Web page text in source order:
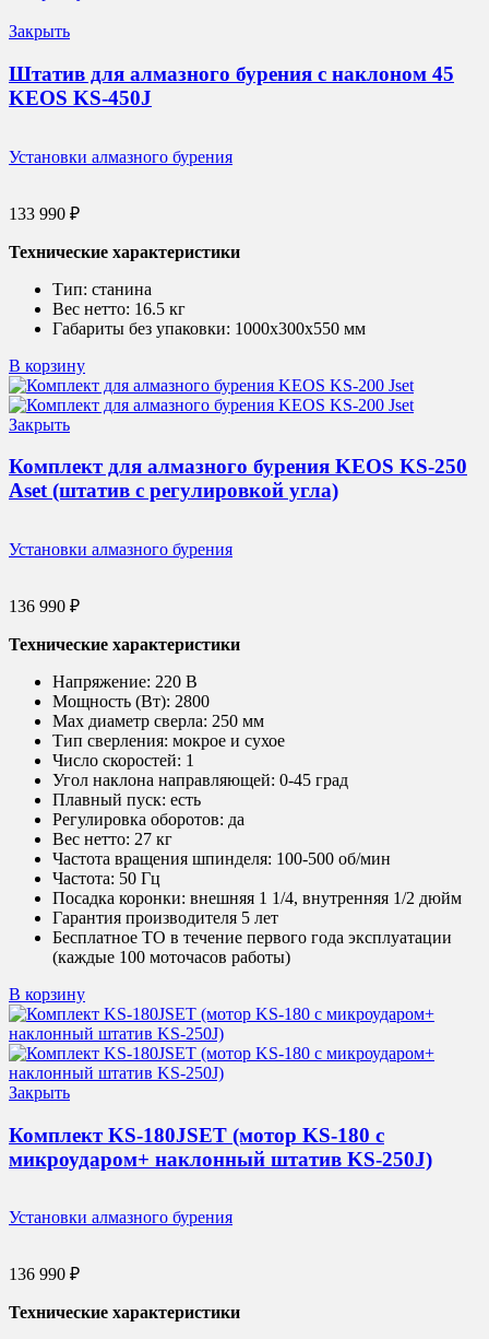
Закрыть
Штатив для алмазного бурения с наклоном 45
KEOS KS-450J
Установки алмазного бурения
133 990 ₽
Технические характеристики
Тип: станина
Вес нетто: 16.5 кг
Габариты без упаковки: 1000х300х550 мм
В корзину
Закрыть
Комплект для алмазного бурения KEOS KS-250
Аset (штатив с регулировкой угла)
Установки алмазного бурения
136 990 ₽
Технические характеристики
Напряжение: 220 В
Мощность (Вт): 2800
Max диаметр сверла: 250 мм
Тип сверления: мокрое и сухое
Число скоростей: 1
Угол наклона направляющей: 0-45 град
Плавный пуск: есть
Регулировка оборотов: да
Вес нетто: 27 кг
Частота вращения шпинделя: 100-500 об/мин
Частота: 50 Гц
Посадка коронки: внешняя 1 1/4, внутренняя 1/2 дюйм
Гарантия производителя 5 лет
Бесплатное ТО в течение первого года эксплуатации
(каждые 100 моточасов работы)
В корзину
Закрыть
Комплект KS-180JSET (мотор KS-180 с
микроударом+ наклонный штатив KS-250J)
Установки алмазного бурения
136 990 ₽
Технические характеристики